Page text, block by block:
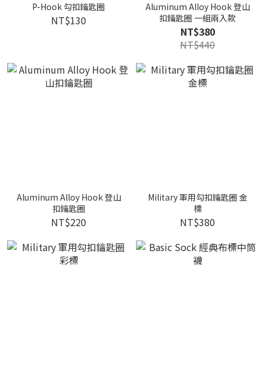
P-Hook 勾扣鑰匙圈
NT$130
Aluminum Alloy Hook 登山
扣鑰匙圈 一組兩入款
NT$380
NT$440
Aluminum Alloy Hook 登山
扣鑰匙圈
NT$220
Military 軍用勾扣鑰匙圈 金
標
NT$380